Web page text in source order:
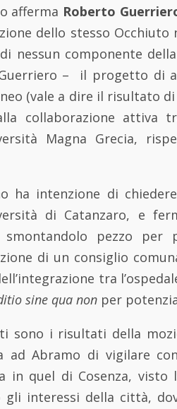
afferma Roberto
dello stesso
nessun componente
– il progetto di
(vale a dire il risultato
collaborazione attiva
Magna Grecia,
ha intenzione di
di Catanzaro, e
smontandolo pezzo per
di un consiglio
tra
sine qua non per
sono i risultati della
ad Abramo di vigilare
in quel di Cosenza,
interessi della città,